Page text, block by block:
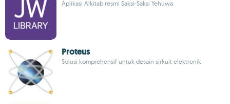
Aplikasi Alkitab resmi Saksi-Saksi Yehuwa
Proteus
Solusi komprehensif untuk desain sirkuit elektronik